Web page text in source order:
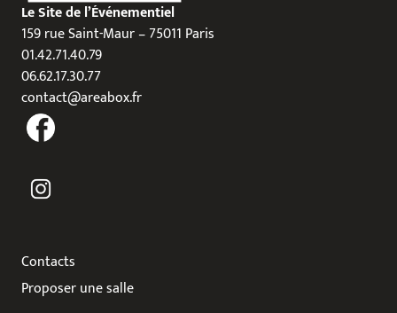
Le Site de l’Événementiel
159 rue Saint-Maur – 75011 Paris
01.42.71.40.79
06.62.17.30.77
contact@areabox.fr
Contacts
Proposer une salle